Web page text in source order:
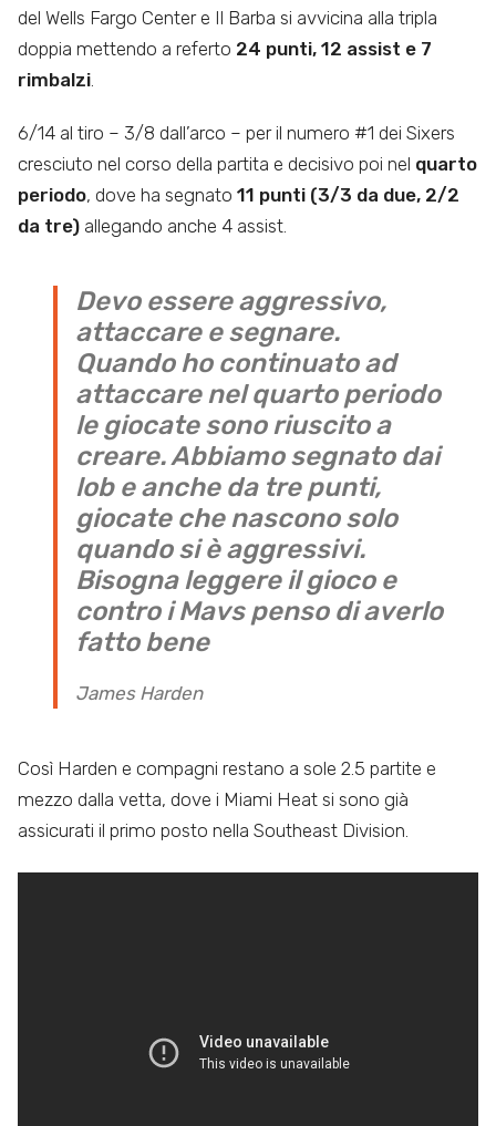
del Wells Fargo Center e Il Barba si avvicina alla tripla
doppia mettendo a referto 24 punti, 12 assist e 7
rimbalzi
6/14 al tiro – 3/8 dall’arco – per il numero #1 dei Sixers
cresciuto nel corso della partita e decisivo poi nel quarto
periodo, dove ha segnato 11 punti (3/3 da due, 2/2
da tre) allegando anche 4 assist.
Devo essere aggressivo,
attaccare e segnare.
Quando ho continuato ad
attaccare nel quarto periodo
le giocate sono riuscito a
creare. Abbiamo segnato dai
lob e anche da tre punti,
giocate che nascono solo
quando si è aggressivi.
Bisogna leggere il gioco e
contro i Mavs penso di averlo
fatto bene
James Harden
Così Harden e compagni restano a sole 2.5 partite e
mezzo dalla vetta, dove i Miami Heat si sono già
assicurati il primo posto nella Southeast Division.